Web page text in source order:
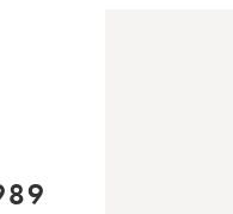
JADOT 1989